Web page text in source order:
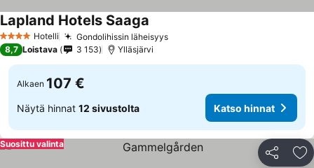
4 Tähtiluokitus
Hotelli Gondolihissin läheisyys
Lapland Hotels Saaga
8,7 Loistava 3 153 Ylläsjärvi
Alkaen 107 €
Näytä hinnat 12 sivustolta Katso hinnat
Jaa
Suosittu valinta